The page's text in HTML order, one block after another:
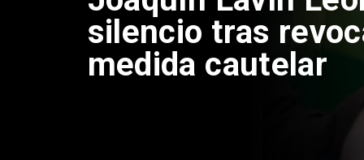
reinicio de
consulares